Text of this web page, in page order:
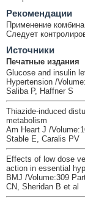
Рекомендации
Применение
Следует
Источники
Печатные издания
Glucose and insulin
Hypertension /
Saliba P, Haffner S
Thiazide-induced
metabolism
Am Heart J /
Stable E, Caralis PV
Effects of low dose
action in essential
BMJ /Volume:309
CN, Sheridan B et al